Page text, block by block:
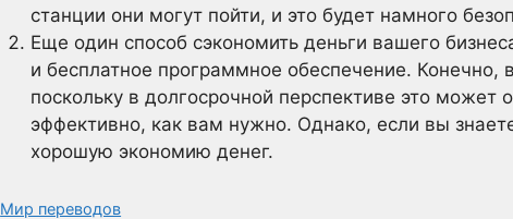
станции они могут пойти, и это будет намного
Еще один способ сэкономить деньги вашего
и бесплатное программное обеспечение.
поскольку в долгосрочной перспективе это может
эффективно, как вам нужно. Однако, если вы
хорошую экономию денег.
Рубрики
Мир переводов